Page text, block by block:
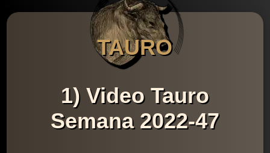
TAURO
1) Video Tauro
Semana 2022-47